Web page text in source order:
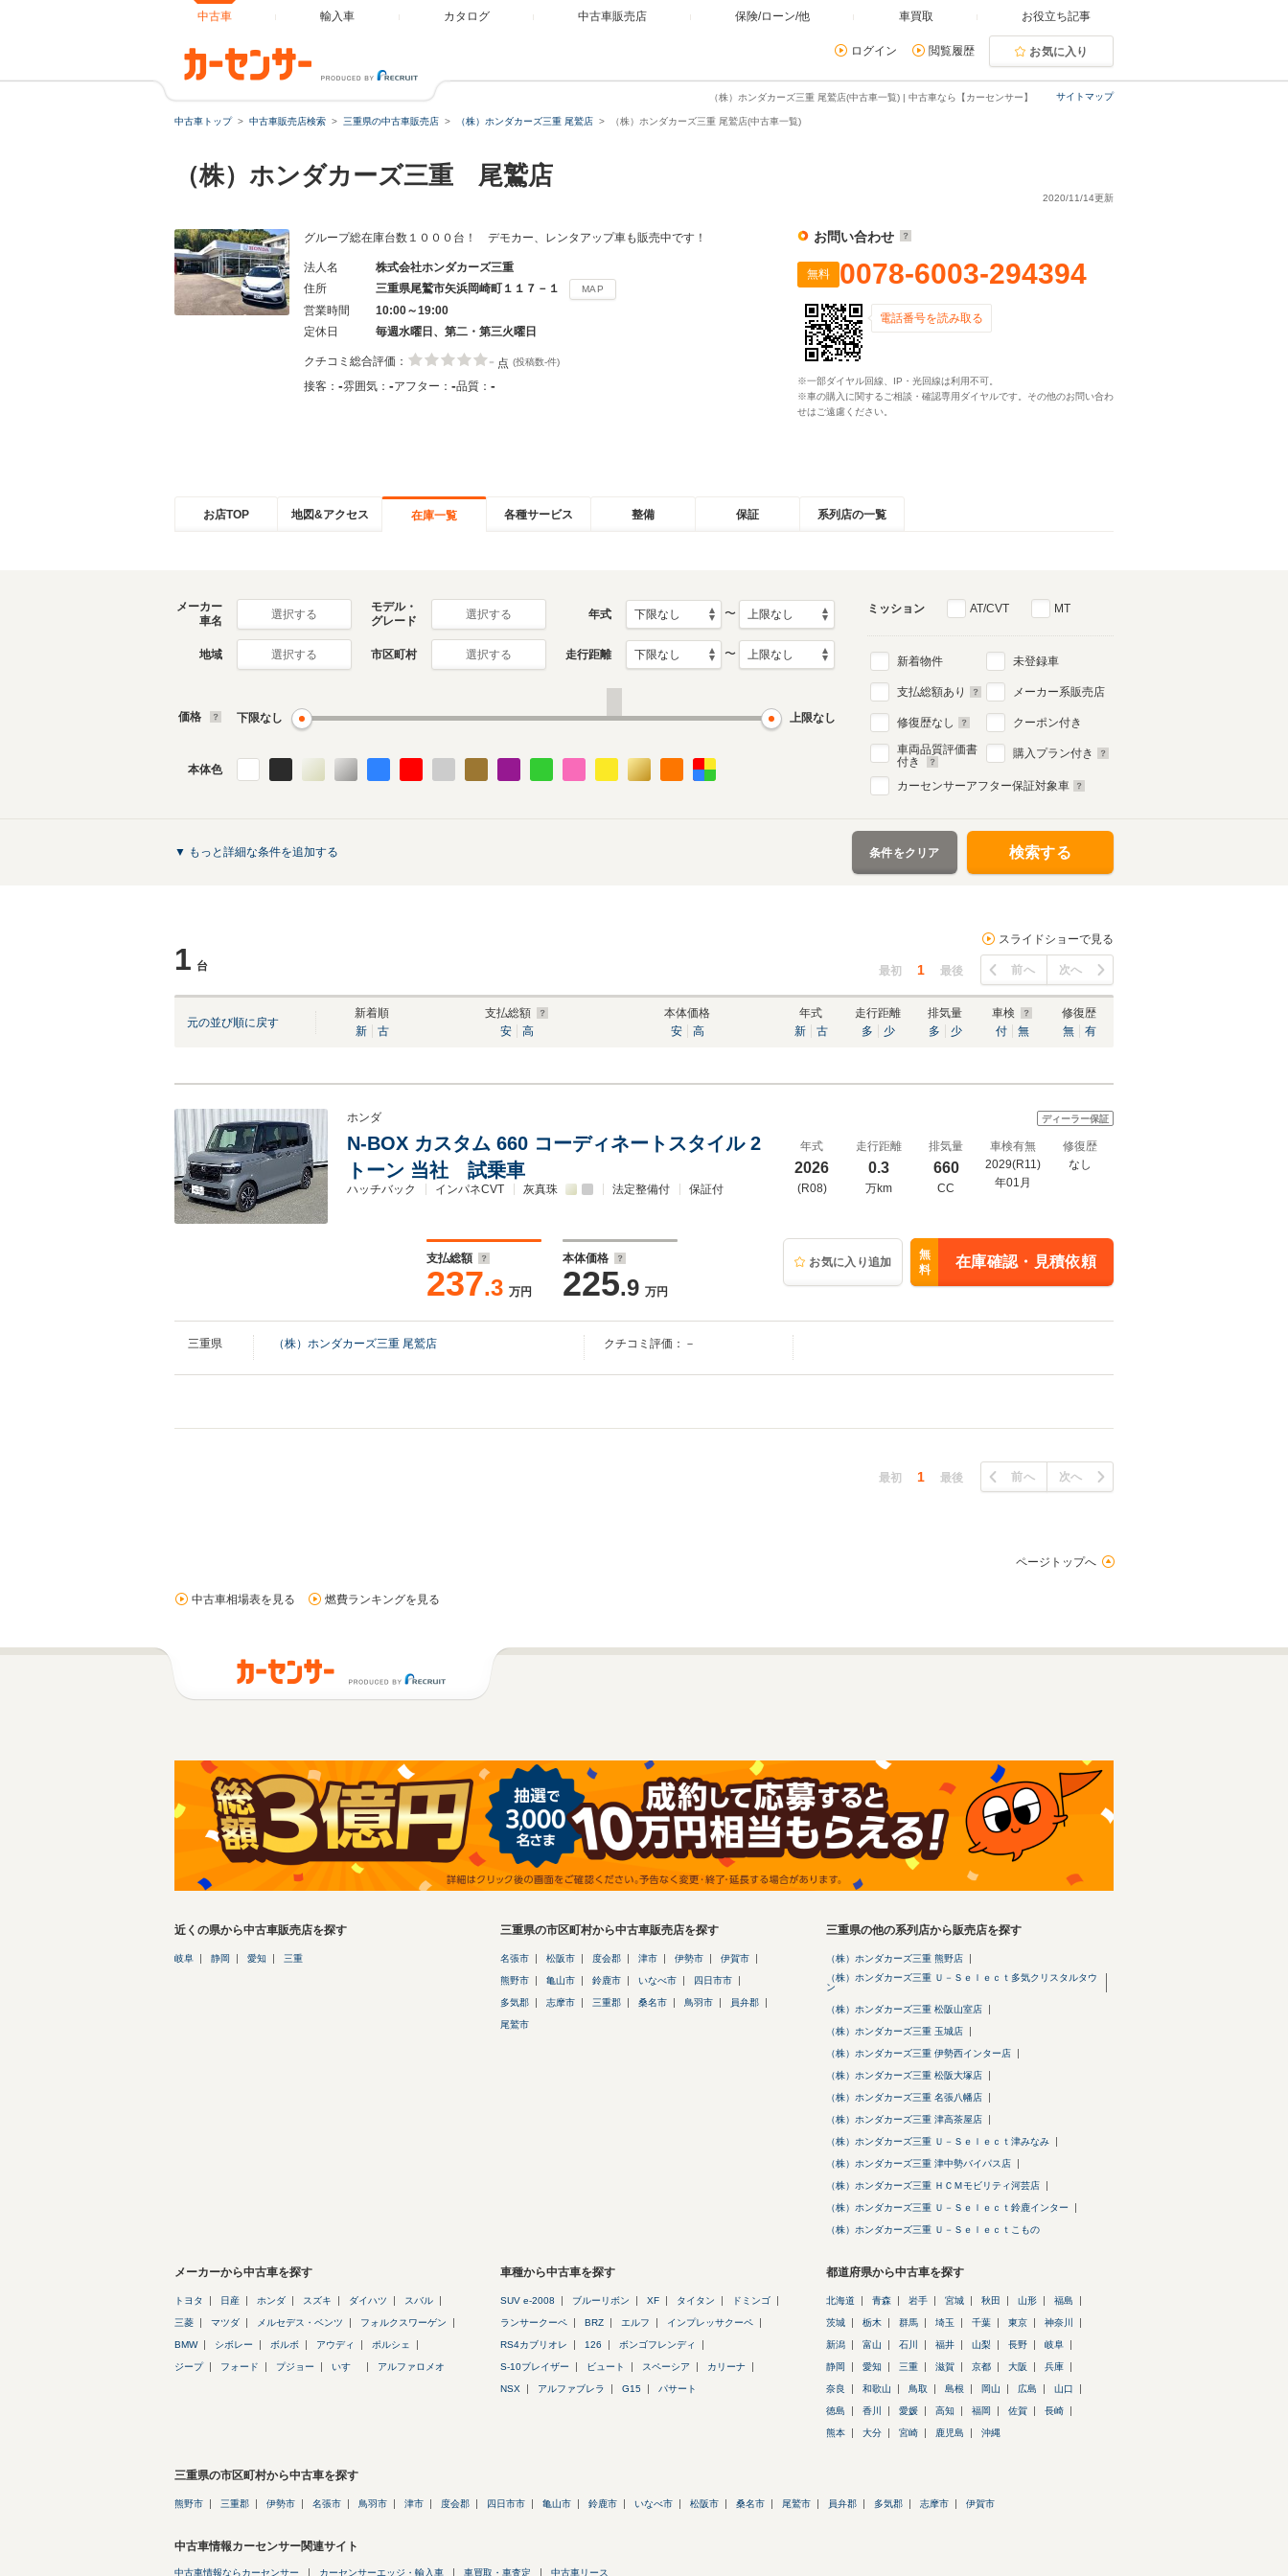
中古車 輸入車 カタログ 中古車販売店 保険/ローン/他 車買取 お役立ち記事
ログイン 閲覧履歴 お気に入り
サイトマップ
（株）ホンダカーズ三重 尾鷲店(中古車一覧) | 中古車なら【カーセンサー】
中古車トップ 中古車販売店検索 三重県の中古車販売店 （株）ホンダカーズ三重 尾鷲店 （株）ホンダカーズ三重 尾鷲店(中古車一覧)
（株）ホンダカーズ三重 尾鷲店
2020/11/14更新
グループ総在庫台数１０００台！ デモカー、レンタアップ車も販売中です！
法人名
株式会社ホンダカーズ三重
住所
三重県尾鷲市矢浜岡崎町１１７－１ MAP
営業時間
10:00～19:00
定休日
毎週水曜日、第二・第三火曜日
クチコミ総合評価： - 点 (投稿数-件)
接客： -雰囲気： -アフター： -品質： -
お問い合わせ
無料 0078-6003-294394
電話番号を読み取る
※一部ダイヤル回線、IP・光回線は利用不可。
※車の購入に関するご相談・確認専用ダイヤルです。その他のお問い合わ
せはご遠慮ください。
お店TOP 地図&アクセス 在庫一覧 各種サービス 整備 保証 系列店の一覧
メーカー
車名
選択する
モデル・
グレード
選択する 年式 〜
地域 選択する 市区町村 選択する 走行距離 〜
価格 下限なし 上限なし
本体色
ミッション AT/CVT MT
新着物件
支払総額あり
修復歴なし
車両品質評価書
付き
未登録車
メーカー系販売店
クーポン付き
購入プラン付き
カーセンサーアフター保証対象車
▼ もっと詳細な条件を追加する 条件をクリア 検索する
1 台
スライドショーで見る
最初 1 最後 前へ 次へ
元の並び順に戻す
新着順
新
古
支払総額
安
高
本体価格
安
高
年式
新
古
走行距離
多
少
排気量
多
少
車検
付
無
修復歴
無
有
ホンダ
N-BOX カスタム 660 コーディネートスタイル 2
トーン 当社 試乗車
ハッチバック インパネCVT 灰真珠 法定整備付 保証付
支払総額
237.3 万円
本体価格
225.9 万円
ディーラー保証
年式
2026
(R08)
走行距離
0.3
万km
排気量
660
CC
車検有無
2029(R11)
年01月
修復歴
なし
お気に入り追加
無
料
在庫確認・見積依頼
三重県 （株）ホンダカーズ三重 尾鷲店 クチコミ評価：－
最初 1 最後 前へ 次へ
ページトップへ
中古車相場表を見る 燃費ランキングを見る
近くの県から中古車販売店を探す
岐阜 静岡 愛知 三重
三重県の市区町村から中古車販売店を探す
名張市 松阪市 度会郡 津市 伊勢市 伊賀市
熊野市 亀山市 鈴鹿市 いなべ市 四日市市
多気郡 志摩市 三重郡 桑名市 鳥羽市 員弁郡
尾鷲市
三重県の他の系列店から販売店を探す
（株）ホンダカーズ三重 熊野店
（株）ホンダカーズ三重 Ｕ－Ｓｅｌｅｃｔ多気クリスタルタウ
ン
（株）ホンダカーズ三重 松阪山室店
（株）ホンダカーズ三重 玉城店
（株）ホンダカーズ三重 伊勢西インター店
（株）ホンダカーズ三重 松阪大塚店
（株）ホンダカーズ三重 名張八幡店
（株）ホンダカーズ三重 津高茶屋店
（株）ホンダカーズ三重 Ｕ－Ｓｅｌｅｃｔ津みなみ
（株）ホンダカーズ三重 津中勢バイパス店
（株）ホンダカーズ三重 ＨＣＭモビリティ河芸店
（株）ホンダカーズ三重 Ｕ－Ｓｅｌｅｃｔ鈴鹿インター
（株）ホンダカーズ三重 Ｕ－Ｓｅｌｅｃｔこもの
メーカーから中古車を探す
トヨタ 日産 ホンダ スズキ ダイハツ スバル
三菱 マツダ メルセデス・ベンツ フォルクスワーゲン
BMW シボレー ボルボ アウディ ポルシェ
ジープ フォード プジョー いすゞ アルファロメオ
車種から中古車を探す
SUV e-2008 ブルーリボン XF タイタン ドミンゴ
ランサークーペ BRZ エルフ インプレッサクーペ
RS4カブリオレ 126 ボンゴフレンディ
S-10ブレイザー ビュート スペーシア カリーナ
NSX アルファブレラ G15 パサート
都道府県から中古車を探す
北海道 青森 岩手 宮城 秋田 山形 福島
茨城 栃木 群馬 埼玉 千葉 東京 神奈川
新潟 富山 石川 福井 山梨 長野 岐阜
静岡 愛知 三重 滋賀 京都 大阪 兵庫
奈良 和歌山 鳥取 島根 岡山 広島 山口
徳島 香川 愛媛 高知 福岡 佐賀 長崎
熊本 大分 宮崎 鹿児島 沖縄
三重県の市区町村から中古車を探す
熊野市 三重郡 伊勢市 名張市 鳥羽市 津市 度会郡 四日市市 亀山市 鈴鹿市 いなべ市 松阪市 桑名市 尾鷲市 員弁郡 多気郡 志摩市 伊賀市
中古車情報カーセンサー関連サイト
中古車情報ならカーセンサー カーセンサーエッジ・輸入車 車買取・車査定 中古車リース